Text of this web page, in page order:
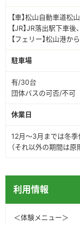
【車】松山自動車道
【JR】JR落出駅下車
【フェリー】松山港か
駐車場
有/30台
団体バスの可否/不可
休業日
12月～3月までは冬季
（それ以外の期間は原
利用情報
＜体験メニュー＞